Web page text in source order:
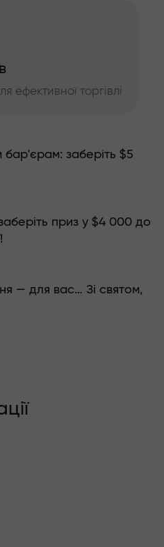
ефективної торгівлі
заберіть $5
приз у $4 000 до
— для вас… Зі святом,